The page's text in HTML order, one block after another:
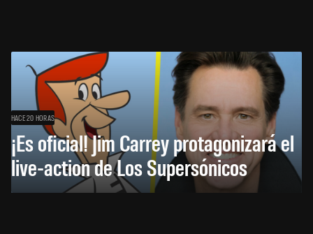
HACE 20 HORAS
¡Es oficial! Jim Carrey protagonizará el
live-action de Los Supersónicos